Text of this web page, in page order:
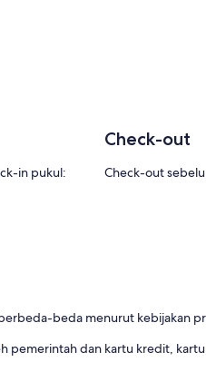
in pukul:
Check-out
Check-out
beda menurut kebijakan
pemerintah dan kartu kredit,